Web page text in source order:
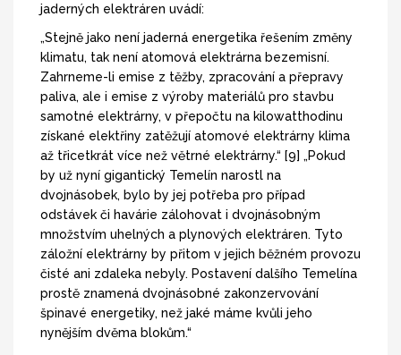
jaderných elektráren uvádí:
„Stejně jako není jaderná energetika řešením změny
klimatu, tak není atomová elektrárna bezemisní.
Zahrneme-li emise z těžby, zpracování a přepravy
paliva, ale i emise z výroby materiálů pro stavbu
samotné elektrárny, v přepočtu na kilowatthodinu
získané elektřiny zatěžují atomové elektrárny klima
až třicetkrát více než větrné elektrárny.“ [9] „Pokud
by už nyní gigantický Temelín narostl na
dvojnásobek, bylo by jej potřeba pro případ
odstávek či havárie zálohovat i dvojnásobným
množstvím uhelných a plynových elektráren. Tyto
záložní elektrárny by přitom v jejich běžném provozu
čisté ani zdaleka nebyly. Postavení dalšího Temelína
prostě znamená dvojnásobné zakonzervování
špinavé energetiky, než jaké máme kvůli jeho
nynějším dvěma blokům.“